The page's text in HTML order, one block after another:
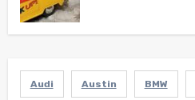
Audi Austin BMW